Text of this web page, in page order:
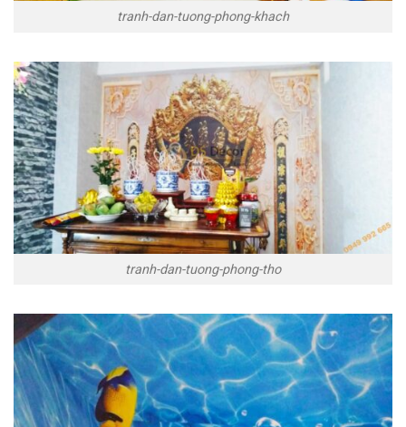
tranh-dan-tuong-phong-khach
tranh-dan-tuong-phong-tho